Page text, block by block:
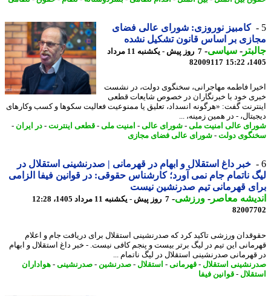
کامبیز نوروزی: شورای عالی فضای
بر اساس قانون تشکیل نشده
-سیاسی-
7 روز پیش - یکشنبه 11 مرداد
82009117
فاطمه مهاجرانی، سخنگوی دولت، در نشست
خود با خبرنگاران در خصوص شایعات قطعی
گفت: «هرگونه انسداد، تعلیق یا ممنوعیت فعالیت سکوها و کسب وکارهای
- در همین زمینه، ...
عالی امنیت ملی -شورای عالی-امنیت ملی -قطعی اینترنت-در ایران -
دولت-شورای عالی فضای مجازی
خبر داغ استقلال و ابهام در قهرمانی | صدرنشینی استقلال در
ناتمام جام نمی آورد؛ کارشناس حقوقی: در قوانین فیفا الزامی
قهرمانی تیم صدرنشین نیست
معاصر-ورزشی-7 روز پیش - یکشنبه 11 مرداد 1405، 12:28
ورزشی تاکید کرد که صدرنشینی استقلال برای دریافت جام و اعلام
این تیم در لیگ برتر بیست و پنجم کافی نیست. - خبر داغ استقلال و ابهام
صدرنشینی استقلال در لیگ ناتمام ...
استقلال-قهرمانی-استقلال-صدرنشین-صدرنشینی-هواداران
-قوانین فیفا